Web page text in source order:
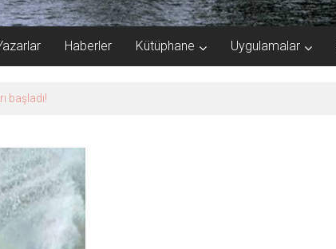
Haberler Kütüphane Uygulamalar